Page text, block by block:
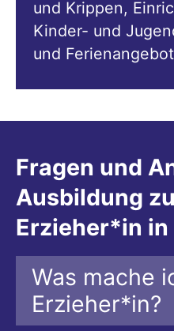
und Krippen,
Kinder- und
und
Fragen und
Ausbildung
Erzieher*in in
Was mache
Erzieher*in?